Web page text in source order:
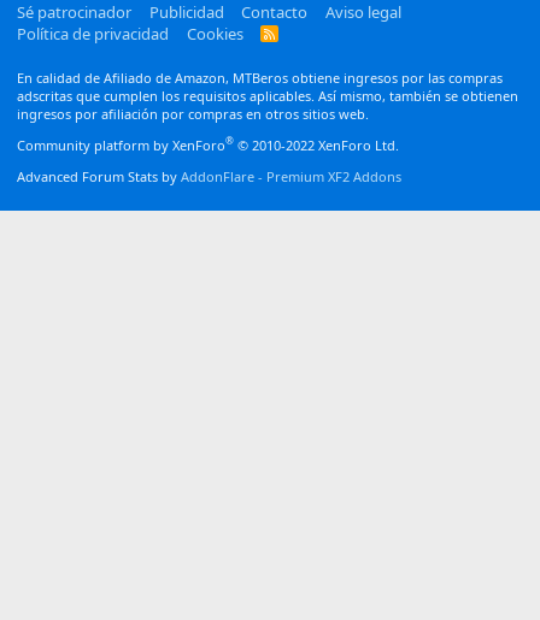
Sé patrocinador
Publicidad Contacto
Aviso legal
Política de privacidad
Cookies
R
En calidad de Afiliado de Amazon, MTBeros obtiene ingresos por las compras
adscritas que cumplen los requisitos aplicables. Así mismo, también se obtienen
ingresos por afiliación por compras en otros sitios web.
Community platform by XenForo® © 2010-2022 XenForo Ltd.
Advanced Forum Stats by AddonFlare - Premium XF2 Addons